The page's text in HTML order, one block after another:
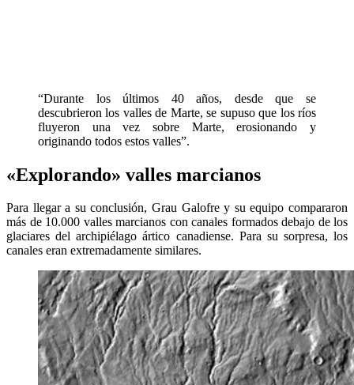
“Durante los últimos 40 años, desde que se
descubrieron los valles de Marte, se supuso que los ríos
fluyeron una vez sobre Marte, erosionando y
originando todos estos valles”.
«Explorando» valles marcianos
Para llegar a su conclusión, Grau Galofre y su equipo compararon
más de 10.000 valles marcianos con canales formados debajo de los
glaciares del archipiélago ártico canadiense. Para su sorpresa, los
canales eran extremadamente similares.